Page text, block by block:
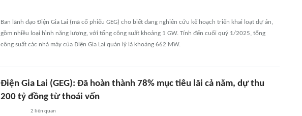
Ban lãnh đạo Điện Gia Lai (mã cổ phiếu GEG) cho biết đang nghiên cứu kế hoạch triển khai loạt dự án,
gồm nhiều loại hình năng lượng, với tổng công suất khoảng 1 GW. Tính đến cuối quý 1/2025, tổng
công suất các nhà máy của Điện Gia Lai quản lý là khoảng 662 MW.
Điện Gia Lai (GEG): Đã hoàn thành 78% mục tiêu lãi cả năm, dự thu
200 tỷ đồng từ thoái vốn
2 liên quan